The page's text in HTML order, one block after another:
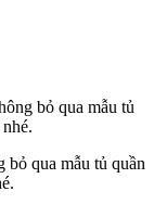
bỏ qua mẫu tủ quần